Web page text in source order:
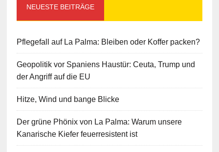
NEUESTE BEITRÄGE
Pflegefall auf La Palma: Bleiben oder Koffer packen?
Geopolitik vor Spaniens Haustür: Ceuta, Trump und
der Angriff auf die EU
Hitze, Wind und bange Blicke
Der grüne Phönix von La Palma: Warum unsere
Kanarische Kiefer feuerresistent ist